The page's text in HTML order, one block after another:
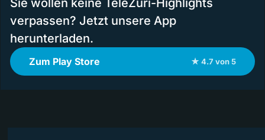
Sie wollen keine TeleZüri-Highlights
verpassen? Jetzt unsere App
herunterladen.
Zum Play Store ★ 4.7 von 5